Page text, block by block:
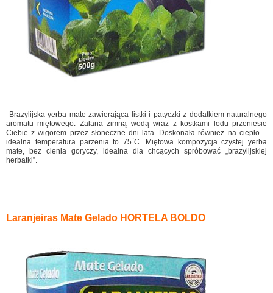
Brazylijska yerba mate zawierająca listki i patyczki z dodatkiem naturalnego
aromatu miętowego. Zalana zimną wodą wraz z kostkami lodu przeniesie
Ciebie z wigorem przez słoneczne dni lata. Doskonała również na ciepło –
idealna temperatura parzenia to 75˚C. Miętowa kompozycja czystej yerba
mate, bez cienia goryczy, idealna dla chcących spróbować „brazylijskiej
herbatki”.
Laranjeiras Mate Gelado HORTELA BOLDO